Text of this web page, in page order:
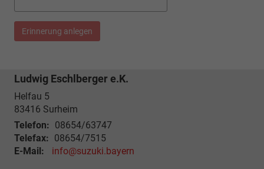
Erinnerung anlegen
Ludwig Eschlberger e.K.
Helfau 5
83416 Surheim
Telefon: 08654/63747
Telefax: 08654/7515
E-Mail:
info@suzuki.bayern